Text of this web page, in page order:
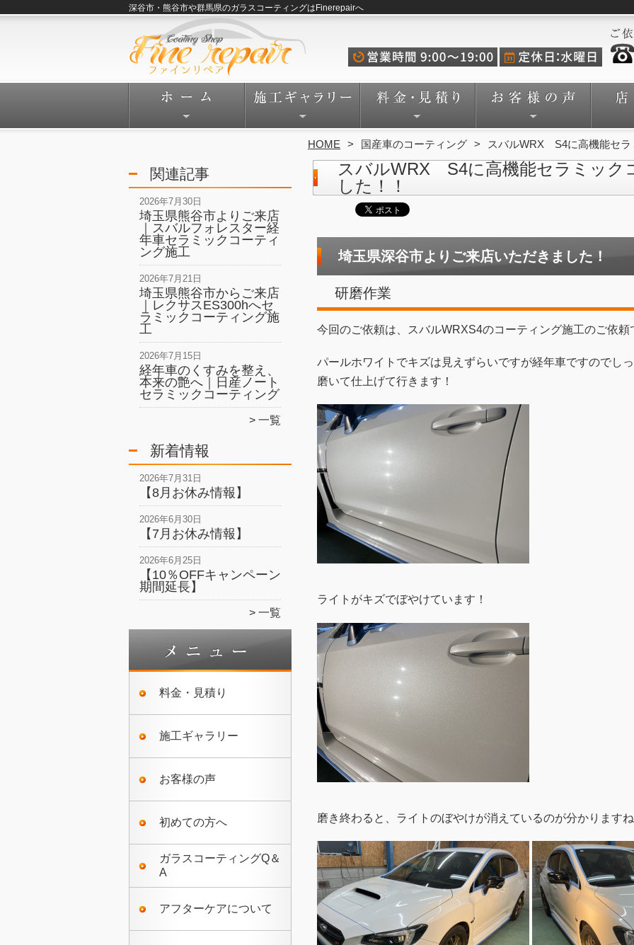
深谷市・熊谷市や群馬県のガラスコーティングはFinerepairへ
HOME 国産車のコーティング スバルWRX S4に高機能セラ
関連記事
2026年7月30日
埼玉県熊谷市よりご来店
｜スバルフォレスター経
年車セラミックコーティ
ング施工
2026年7月21日
埼玉県熊谷市からご来店
｜レクサスES300hへセ
ラミックコーティング施
工
2026年7月15日
経年車のくすみを整え、
本来の艶へ｜日産ノート
セラミックコーティング
一覧
新着情報
2026年7月31日
【8月お休み情報】
2026年6月30日
【7月お休み情報】
2026年6月25日
【10％OFFキャンペーン
期間延長】
一覧
料金・見積り
施工ギャラリー
お客様の声
初めての方へ
ガラスコーティングQ＆
A
アフターケアについて
スバルWRX S4に高機能セラミック
した！！
埼玉県深谷市よりご来店いただきました！
研磨作業
今回のご依頼は、スバルWRXS4のコーティング施工のご依頼
パールホワイトでキズは見えずらいですが経年車ですのでし
磨いて仕上げて行きます！
ライトがキズでぼやけています！
磨き終わると、ライトのぼやけが消えているのが分かります